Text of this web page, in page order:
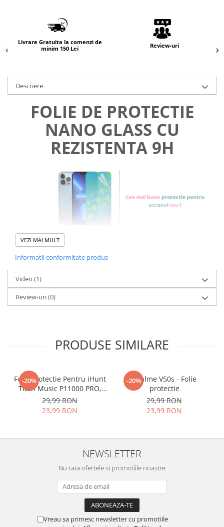
Livrare Gratuita la comenzi de
minim 150 Lei
Review-uri
Descriere
FOLIE DE PROTECTIE
NANO GLASS CU
REZISTENTA 9H
Foliile noastre sunt
aplicat chiar
tu.
producerea foliilor NUeste
sticla pe care o stim cu totii, ci
este Nano Glass
AcestagaranteazacaNU SE
SPARGEin mii de cioburi
ascutite si periculoase.
Nu numai ca este rezistenta la
zgarieturi si spargere, ci si
INTARESTEecranul!
Folia avand rezistenta 9H la
zgarieturi, asigura si un aspect
VEZI MAI MULT
Informatii conformitate produs
Video (1)
Review-uri(0)
PRODUSE SIMILARE
-20%
Folie Protectie Pentru iHunt
Titan Music P11000 PRO,
VDOO
29,99 RON
23,99 RON
-20%
Realme V50s - Folie
protectie
29,99 RON
23,99 RON
NEWSLETTER
Nu rata ofertele si promotiile noastre
Vreau sa primesc newsletter cu promotiile